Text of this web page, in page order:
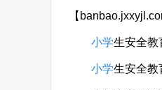
【
小学生安全教
小学生安全教